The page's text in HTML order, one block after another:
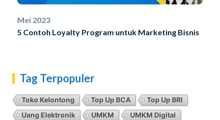
Mei 2023
5 Contoh Loyalty Program untuk Marketing Bisnis
Tag Terpopuler
Toko Kelontong Top Up BCA
Top Up BRI
Uang Elektronik
UMKM
UMKM Digital